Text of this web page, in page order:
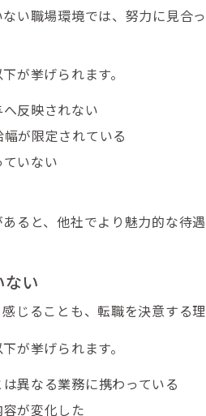
い職場環境では、努力に見合
が挙げられます。
反映されない
が限定されている
いない
ると、他社でより魅力的な待
い
じることも、転職を決意する理
が挙げられます。
異なる業務に携わっている
が変化した